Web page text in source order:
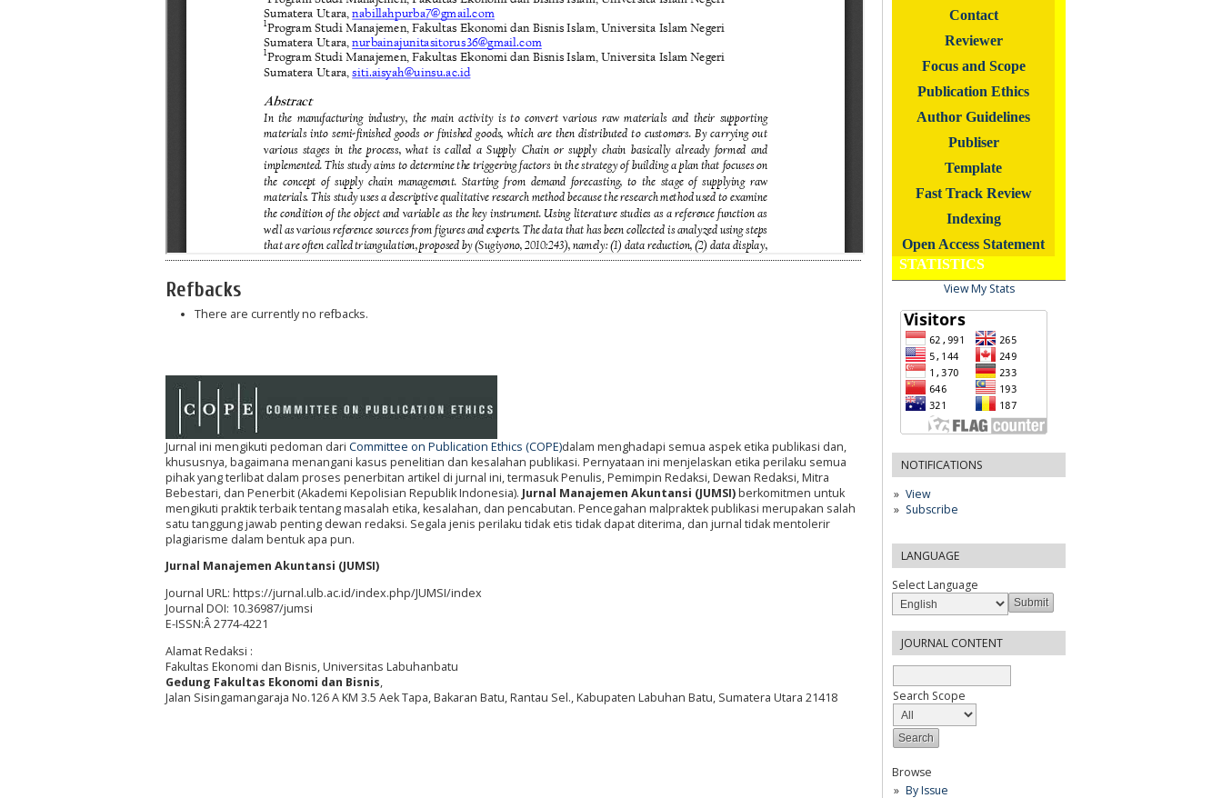
Contact
Reviewer
Focus and Scope
Publication Ethics
Author Guidelines
Publiser
Template
Fast Track Review
Indexing
Open Access Statement
STATISTICS
View My Stats
NOTIFICATIONS
View
Subscribe
LANGUAGE
Select Language
JOURNAL CONTENT
Search Scope
Browse
By Issue
Refbacks
There are currently no refbacks.
Jurnal ini mengikuti pedoman dari Committee on Publication Ethics (COPE)dalam menghadapi semua aspek etika publikasi dan,
khususnya, bagaimana menangani kasus penelitian dan kesalahan publikasi. Pernyataan ini menjelaskan etika perilaku semua
pihak yang terlibat dalam proses penerbitan artikel di jurnal ini, termasuk Penulis, Pemimpin Redaksi, Dewan Redaksi, Mitra
Bebestari, dan Penerbit (Akademi Kepolisian Republik Indonesia). Jurnal Manajemen Akuntansi (JUMSI)berkomitmen untuk
mengikuti praktik terbaik tentang masalah etika, kesalahan, dan pencabutan. Pencegahan malpraktek publikasi merupakan salah
satu tanggung jawab penting dewan redaksi. Segala jenis perilaku tidak etis tidak dapat diterima, dan jurnal tidak mentolerir
plagiarisme dalam bentuk apa pun.
Jurnal Manajemen Akuntansi (JUMSI)
Journal URL: https://jurnal.ulb.ac.id/index.php/JUMSI/index
Journal DOI: 10.36987/jumsi
E-ISSN:Â 2774-4221
Alamat Redaksi :
Fakultas Ekonomi dan Bisnis, Universitas Labuhanbatu
Gedung Fakultas Ekonomi dan Bisnis,
Jalan Sisingamangaraja No.126 A KM 3.5 Aek Tapa, Bakaran Batu, Rantau Sel., Kabupaten Labuhan Batu, Sumatera Utara 21418